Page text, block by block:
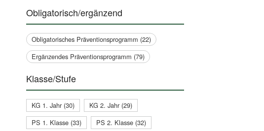
Obligatorisch/ergänzend
Obligatorisches Präventionsprogramm (22)
Ergänzendes Präventionsprogramm (79)
Klasse/Stufe
KG 1. Jahr (30)
KG 2. Jahr (29)
PS 1. Klasse (33)
PS 2. Klasse (32)